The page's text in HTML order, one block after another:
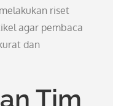
riset
agar pembaca
dan
Tim